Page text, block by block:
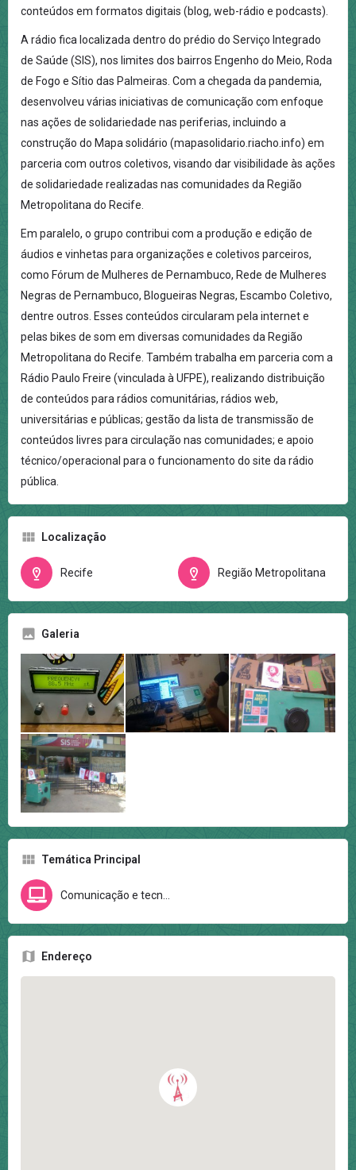
conteúdos em formatos digitais (blog, web-rádio e podcasts).
A rádio fica localizada dentro do prédio do Serviço Integrado
de Saúde (SIS), nos limites dos bairros Engenho do Meio, Roda
de Fogo e Sítio das Palmeiras. Com a chegada da pandemia,
desenvolveu várias iniciativas de comunicação com enfoque
nas ações de solidariedade nas periferias, incluindo a
construção do Mapa solidário (mapasolidario.riacho.info) em
parceria com outros coletivos, visando dar visibilidade às ações
de solidariedade realizadas nas comunidades da Região
Metropolitana do Recife.
Em paralelo, o grupo contribui com a produção e edição de
áudios e vinhetas para organizações e coletivos parceiros,
como Fórum de Mulheres de Pernambuco, Rede de Mulheres
Negras de Pernambuco, Blogueiras Negras, Escambo Coletivo,
dentre outros. Esses conteúdos circularam pela internet e
pelas bikes de som em diversas comunidades da Região
Metropolitana do Recife. Também trabalha em parceria com a
Rádio Paulo Freire (vinculada à UFPE), realizando distribuição
de conteúdos para rádios comunitárias, rádios web,
universitárias e públicas; gestão da lista de transmissão de
conteúdos livres para circulação nas comunidades; e apoio
técnico/operacional para o funcionamento do site da rádio
pública.
Localização
Recife Região Metropolitana
Galeria
Temática Principal
Comunicação e tecnologia
Endereço